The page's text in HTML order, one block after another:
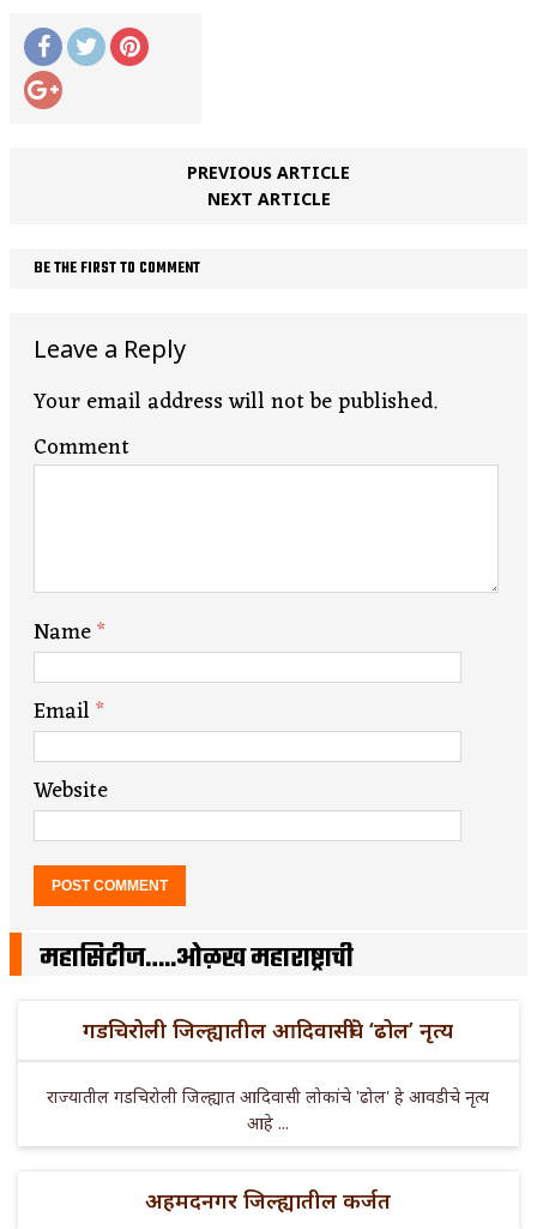
PREVIOUS ARTICLE
NEXT ARTICLE
BE THE FIRST TO COMMENT
Leave a Reply
Your email address will not be published.
Comment
Name*
Email*
Website
महासिटीज…..ओळख महाराष्ट्राची
गडचिरोली जिल्ह्यातील आदिवासींचे ‘ढोल’ नृत्य
राज्यातील गडचिरोली जिल्ह्यात आदिवासी लोकांचे 'ढोल' हे आवडीचे नृत्य
आहे ...
अहमदनगर जिल्ह्यातील कर्जत